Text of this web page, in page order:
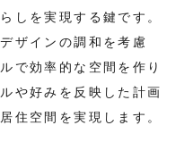
しを実現する鍵です。
ザインの調和を考慮
で効率的な空間を作り
や好みを反映した計画
住空間を実現します。